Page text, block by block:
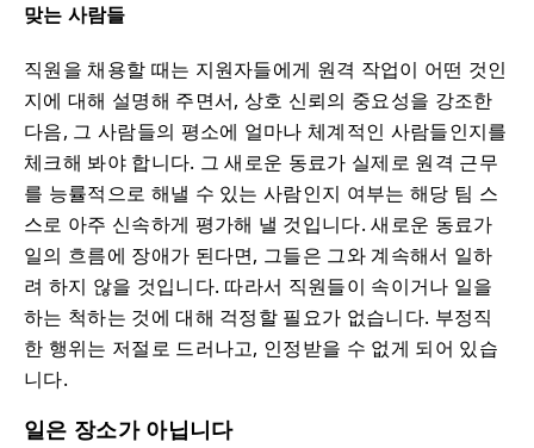
맞는 사람들
직원을 채용할 때는 지원자들에게 원격 작업이 어떤 것인
지에 대해 설명해 주면서, 상호 신뢰의 중요성을 강조한
다음, 그 사람들의 평소에 얼마나 체계적인 사람들인지를
체크해 봐야 합니다. 그 새로운 동료가 실제로 원격 근무
를 능률적으로 해낼 수 있는 사람인지 여부는 해당 팀 스
스로 아주 신속하게 평가해 낼 것입니다. 새로운 동료가
일의 흐름에 장애가 된다면, 그들은 그와 계속해서 일하
려 하지 않을 것입니다. 따라서 직원들이 속이거나 일을
하는 척하는 것에 대해 걱정할 필요가 없습니다. 부정직
한 행위는 저절로 드러나고, 인정받을 수 없게 되어 있습
니다.
일은 장소가 아닙니다